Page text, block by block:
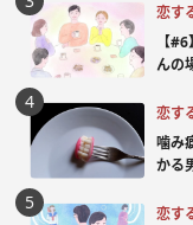
恋す
【
んの
恋す
噛み
かる
恋す